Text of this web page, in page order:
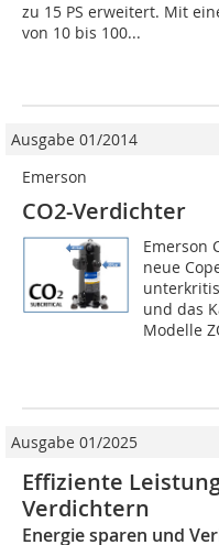
zu 15 PS erweitert. Mit
von 10 bis 100...
Ausgabe 01/2014
Emerson
CO2-Verdichter
Emerson
neue
und das
Modelle
Ausgabe 01/2025
Effiziente
Verdichtern
Energie sparen und